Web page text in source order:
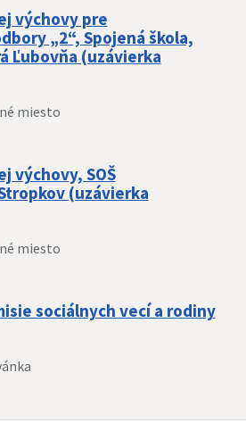
výchovy pre
„2“, Spojená škola,
Ľubovňa (uzávierka
miesto
výchovy, SOŠ
(uzávierka
miesto
sociálnych vecí a rodiny